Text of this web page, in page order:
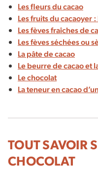
Les fleurs du cacao
Les fruits du cacaoyer
Les fèves fraîches de
Les fèves séchées ou
La pâte de cacao
Le beurre de cacao et
Le chocolat
La teneur en cacao
TOUT SAVOIR
CHOCOLAT